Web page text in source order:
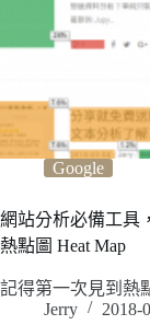
Google
網站分析必備工具
熱點圖 Heat Map
記得第一次見到熱
Jerry
2018-